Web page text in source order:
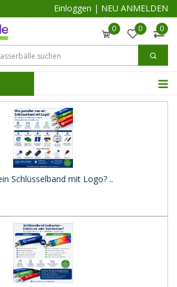
Einloggen | NEU ANMELDEN
0 0 0
Schlüsselband mit Logo? ..